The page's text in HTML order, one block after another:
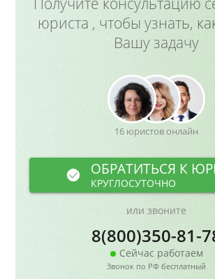
юриста , чтобы узнать,
Вашу задачу
16 юристов онлайн
ОБРАТИТЬСЯ К
КРУГЛОСУТОЧНО
или звоните
8(800)350-81-
Сейчас работаем
Звонок по РФ бесплатный